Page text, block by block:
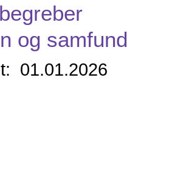
og samfund
01.01.2026